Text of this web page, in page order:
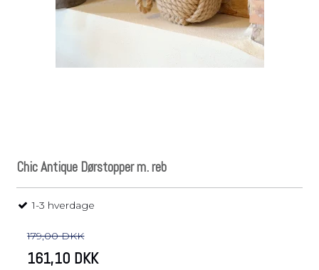
Chic Antique Dørstopper m. reb
1-3 hverdage
179,00 DKK
161,10 DKK